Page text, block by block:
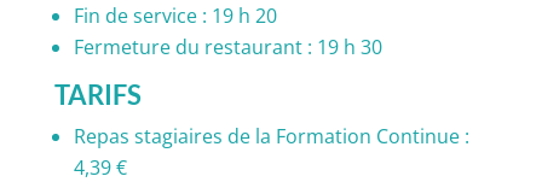
Fin de service : 19 h 20
Fermeture du restaurant : 19 h 30
TARIFS
Repas stagiaires de la Formation Continue :
4,39 €